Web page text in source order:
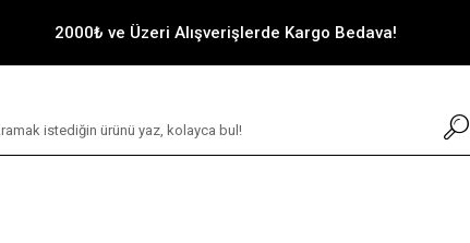
2000₺ ve Üzeri Alışverişlerde Kargo Bedava!